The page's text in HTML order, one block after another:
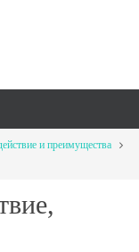
и преимущества